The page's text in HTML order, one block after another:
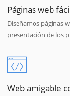
Páginas web
Diseñamos páginas
presentación de los
Web amigable